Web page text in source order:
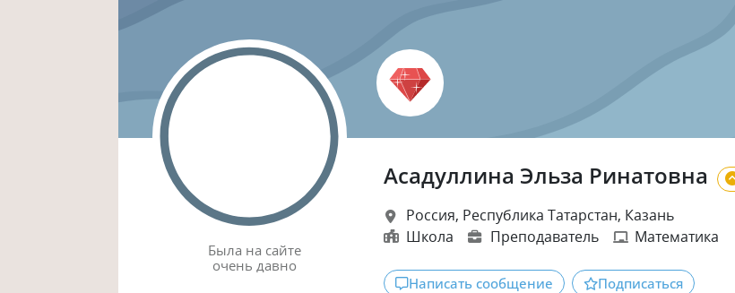
Была на сайте
очень давно
Асадуллина Эльза Ринатовна
Россия, Республика Татарстан, Казань
Школа
Преподаватель Математика
Написать сообщение Подписаться